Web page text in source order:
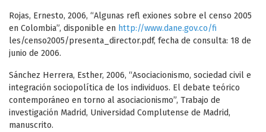
Rojas, Ernesto, 2006, “Algunas refl exiones sobre el censo 2005
en Colombia”, disponible en http://www.dane.gov.co/fi
les/censo2005/presenta_director.pdf, fecha de consulta: 18 de
junio de 2006.
Sánchez Herrera, Esther, 2006, “Asociacionismo, sociedad civil e
integración sociopolítica de los individuos. El debate teórico
contemporáneo en torno al asociacionismo”, Trabajo de
investigación Madrid, Universidad Complutense de Madrid,
manuscrito.